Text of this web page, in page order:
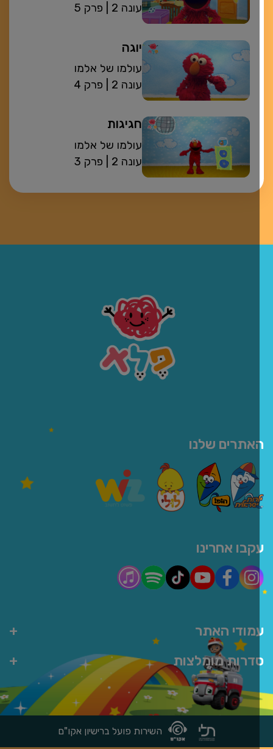
פרק 5
| עונה 2
יוגה
עולמו של אלמו
פרק 4
| עונה 2
חגיגות
עולמו של אלמו
פרק 3
| עונה 2
האתר
מומלצות
שלנו
אחרינו
השירות פועל ברישיון אקו"ם